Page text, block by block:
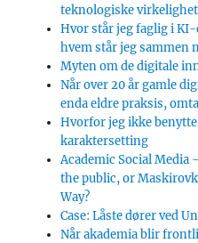
teknologiske virkelighet
Hvor står jeg faglig i
hvem står jeg sammen
Myten om de digitale
Når over 20 år gamle
enda eldre praksis,
Hvorfor jeg ikke
karaktersetting
Academic Social Media
the public, or
Way?
Case: Låste dører ved
Når akademia blir